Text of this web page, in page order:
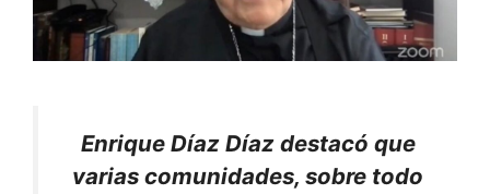
Enrique Díaz Díaz destacó que
varias comunidades, sobre todo